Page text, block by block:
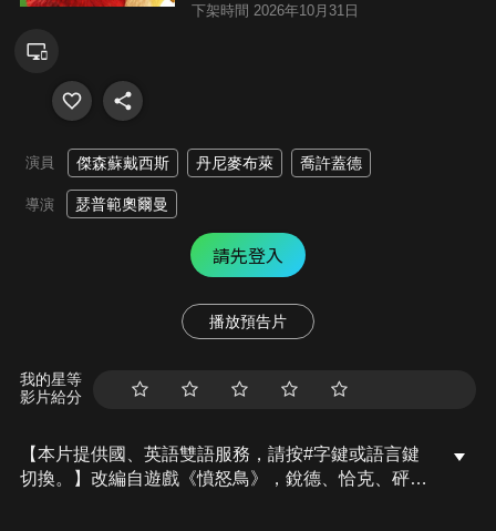
下架時間 2026年10月31日
演員 傑森蘇戴西斯 丹尼麥布萊 喬許蓋德
導演 瑟普範奧爾曼
請先登入
播放預告片
我的星等
影片給分
【本片提供國、英語雙語服務，請按#字鍵或語言鍵
切換。】改編自遊戲《憤怒鳥》，銳德、恰克、砰伯